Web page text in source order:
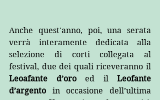
Anche quest'anno, poi, una serata
verrà interamente dedicata alla
selezione di corti collegata al
Leoafante d’oro ed il Leofante
d’argento in occasione dell’ultima